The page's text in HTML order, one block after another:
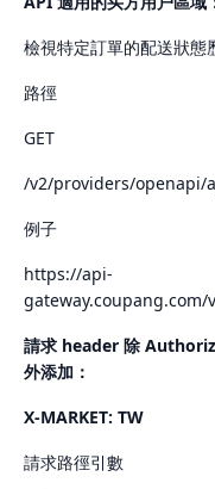
檢視特定訂單的配送狀態
路徑
GET
/v2/providers/openapi/
例子
https://api-
請求 header 除
外添加：
X-MARKET: TW
請求路徑引數